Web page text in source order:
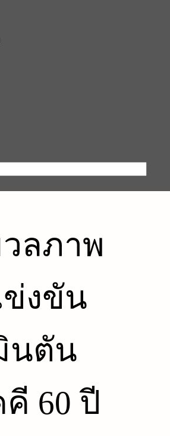
ลภาพ
งขัน
นตัน
60 ปี